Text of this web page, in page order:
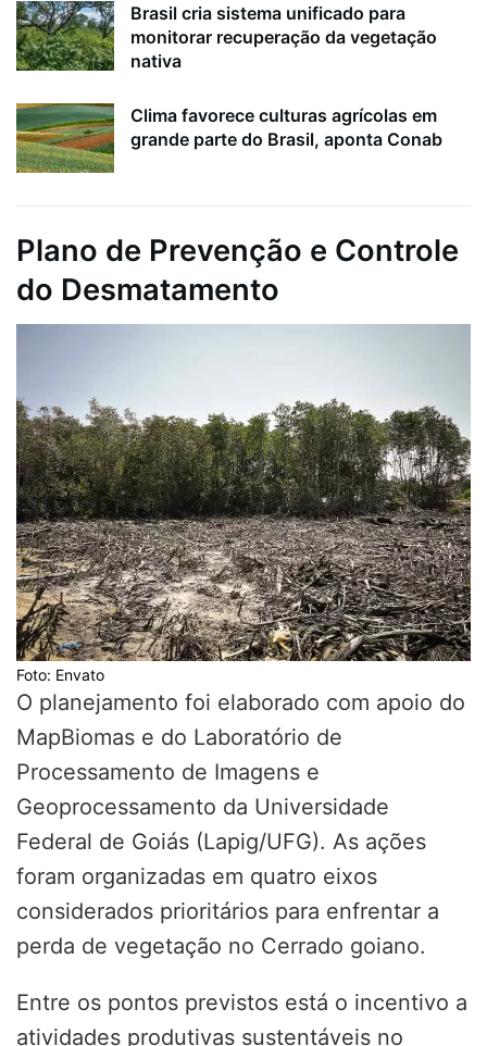
Brasil cria sistema unificado para
monitorar recuperação da vegetação
nativa
Clima favorece culturas agrícolas em
grande parte do Brasil, aponta Conab
Plano de Prevenção e Controle
do Desmatamento
Foto: Envato
O planejamento foi elaborado com apoio do
MapBiomas e do Laboratório de
Processamento de Imagens e
Geoprocessamento da Universidade
Federal de Goiás (Lapig/UFG). As ações
foram organizadas em quatro eixos
considerados prioritários para enfrentar a
perda de vegetação no Cerrado goiano.
Entre os pontos previstos está o incentivo a
atividades produtivas sustentáveis no